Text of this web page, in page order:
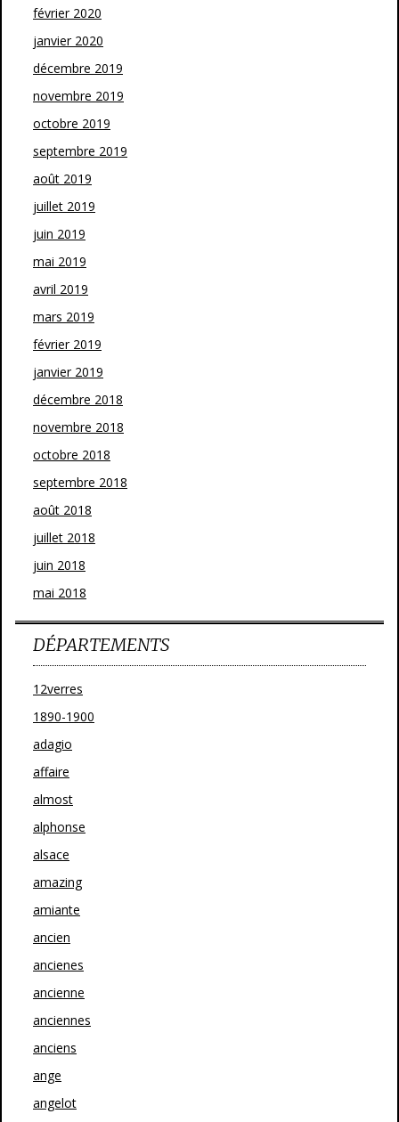
février 2020
janvier 2020
décembre 2019
novembre 2019
octobre 2019
septembre 2019
août 2019
juillet 2019
juin 2019
mai 2019
avril 2019
mars 2019
février 2019
janvier 2019
décembre 2018
novembre 2018
octobre 2018
septembre 2018
août 2018
juillet 2018
juin 2018
mai 2018
DÉPARTEMENTS
12verres
1890-1900
adagio
affaire
almost
alphonse
alsace
amazing
amiante
ancien
ancienes
ancienne
anciennes
anciens
ange
angelot